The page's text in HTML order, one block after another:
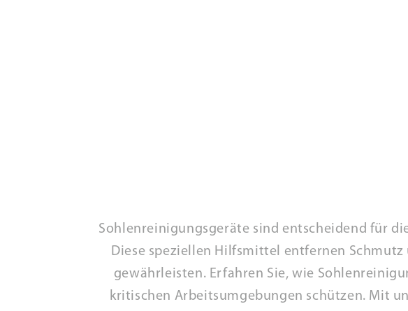
Sohlenreinigungsgeräte sind entscheidend für
Diese speziellen Hilfsmittel entfernen
gewährleisten. Erfahren Sie, wie
kritischen Arbeitsumgebungen schützen. Mit